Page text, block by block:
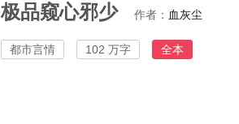
极品窥心邪少 作者： 血灰尘
都市言情 102 万字 全本